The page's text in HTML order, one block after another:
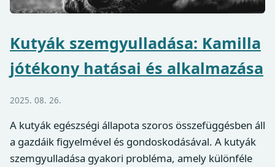
Kutyák szemgyulladása: Kamilla
jótékony hatásai és alkalmazása
2025. 08. 26.
A kutyák egészségi állapota szoros összefüggésben áll
a gazdáik figyelmével és gondoskodásával. A kutyák
szemgyulladása gyakori probléma, amely különféle